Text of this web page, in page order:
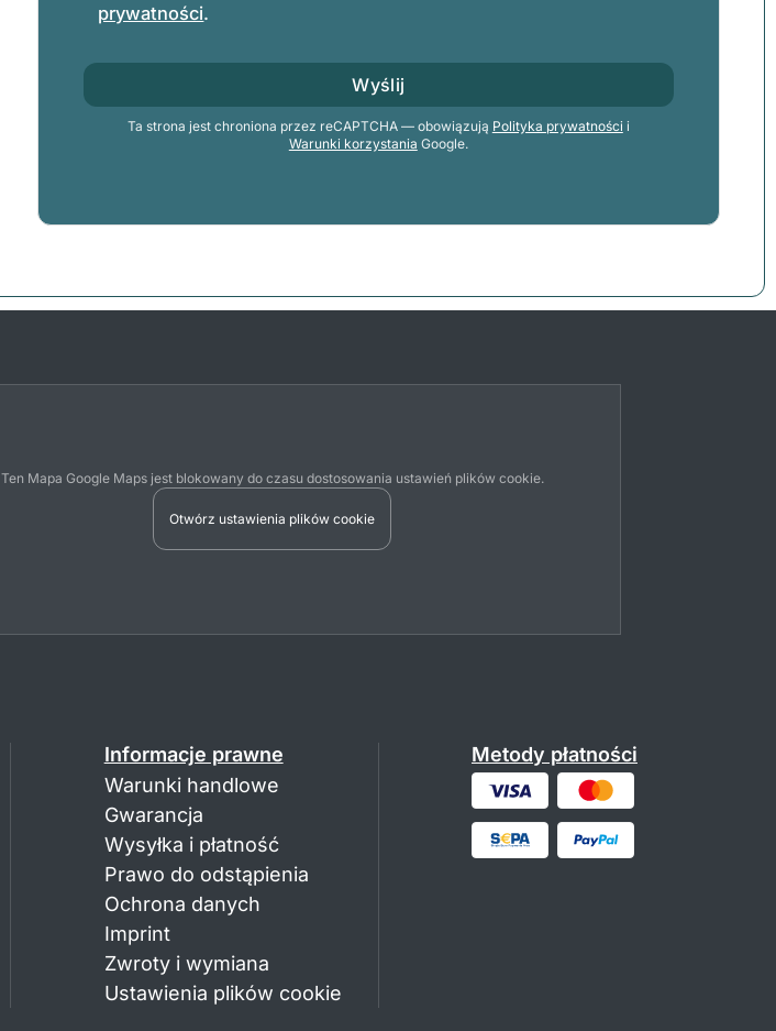
prywatności.
Wyślij
Ta strona jest chroniona przez reCAPTCHA — obowiązują Polityka prywatności i
Warunki korzystania Google.
Ten Mapa Google Maps jest blokowany do czasu dostosowania ustawień plików cookie.
Otwórz ustawienia plików cookie
Informacje prawne
Warunki handlowe
Gwarancja
Wysyłka i płatność
Prawo do odstąpienia
Ochrona danych
Imprint
Zwroty i wymiana
Ustawienia plików cookie
Metody płatności